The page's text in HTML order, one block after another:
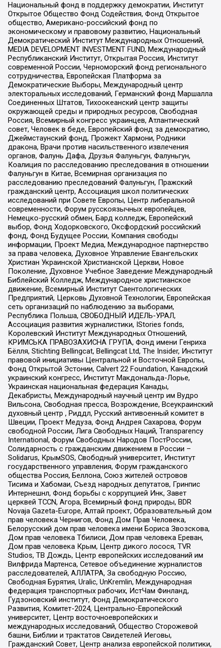
Национальный фонд в поддержку демократии, Институт
Открытое Общество Фонд Содействия, Фонд Открытое
общество, Американо-российский фонд по
экономическому и правовому развитию, Национальный
Демократический Институт Международных Отношений,
MEDIA DEVELOPMENT INVESTMENT FUND, Международный
Республиканский Институт, Открытая Россия, Институт
современной России, Черноморский фонд регионального
сотрудничества, Европейская Платформа за
Демократические Выборы, Международный центр
электоральных исследований, Германский фонд Маршалла
Соединенных Штатов, Тихоокеанский центр защиты
окружающей среды и природных ресурсов, Свободная
Россия, Всемирный конгресс украинцев, Атлантический
совет, Человек в беде, Европейский фонд за демократию,
Джеймстаунский фонд, Прожект Хармони, Родники
дракона, Врачи против насильственного извлечения
органов, Фалунь Дафа, Друзья Фалуньгун, Фалуньгун,
Коалиция по расследованию преследования в отношении
Фалуньгун в Китае, Всемирная организация по
расследованию преследований Фалуньгун, Пражский
гражданский центр, Ассоциация школ политических
исследований при Совете Европы, Центр либеральной
современности, Форум русскоязычных европейцев,
Немецко-русский обмен, Бард колледж, Европейский
выбор, Фонд Ходорковского, Оксфордский российский
фонд, Фонд Будущее России, Компания свободы
информации, Проект Медиа, Международное партнерство
за права человека, Духовное Управление Евангельских
Христиан Украинской Христианской Церкви, Новое
Поколение, Духовное Учебное Заведение Международный
Библейский Колледж, Международное христианское
движение, Всемирный Институт Саентологических
Предприятий, Церковь Духовной Технологии, Европейская
сеть организаций по наблюдению за выборами,
Республика Польша, СВОБОДНЫЙ ИДЕЛЬ-УРАЛ,
Ассоциация развития журналистики, IStories fonds,
Королевский Институт Международных Отношений,
КРИМСЬКА ПРАВОЗАХИСНА ГРУПА, Фонд имени Генриха
Бёлля, Stichting Bellingcat, Bellingcat Ltd, The Insider, Институт
правовой инициативы Центральной и Восточной Европы,
Фонд Открытой Эстонии, Calvert 22 Foundation, Канадский
украинский конгресс, Институт Макдональда-Лорье,
Украинская национальная федерация Канады,
Декабристы, Международный научный центр им Вудро
Вильсона, Свободная пресса, Возрождение, Всеукраинский
духовный центр , Риддл, Русский антивоенный комитет в
Швеции, Проект Медуза, Фонд Андрея Сахарова, Форум
свободной России, Лига Свободных Наций, Transparеncy
International, Форум Свободных Народов ПостРоссии,
Солидарность с гражданским движением в России –
Solidarus, КрымSOS, Свободный университет, Институт
государственного управления, Форум гражданского
общества Россия, Беллона, Союз жителей островов
Тисима и Хабомаи, Съезд народных депутатов, Гринпис
Интернешнл, Фонд борьбы с коррупцией Инк, Завет
церквей TCCN, Агора, Всемирный фонд природы, BDR
Novaja Gazeta-Europe, Алтай проект, Образовательный дом
прав человека Чернигов, Фонд Дом Прав Человека,
Белорусский дом прав человека имени Бориса Звозскова,
Дом прав человека Тбилиси, Дом прав человека Ереван,
Дом прав человека Крым, Центр дикого лосося, TVR
Studios, ТВ Дождь, Центр европейских исследований им
Вилфрида Мартенса, Сетевое объединение журналистов
расследователей, АЛЛАТРА, За свободную Россию,
Свободная Бурятия, Uralic, UnKremlin, Международная
федерация транспортных рабочих, ИстЧам Финланд,
Гудзоновский институт, Фонд Демократического
Развития, Комитет-2024, Центрально-Европейский
университет, Центр восточноевропейских и
международных исследований, Общество Сторожевой
башни, Библии и трактатов Свидетелей Иеговы,
Гражданский Совет, Центр анализа европейской политики,